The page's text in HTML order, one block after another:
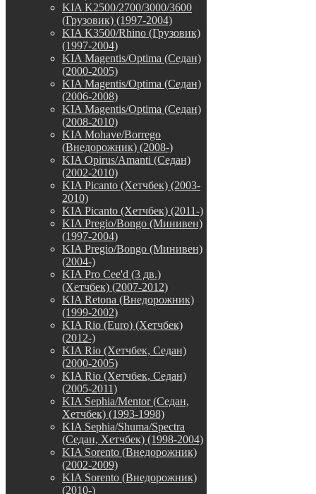
KIA K2500/2700/3000/3600
(Грузовик) (1997-2004)
KIA K3500/Rhino (Грузовик)
(1997-2004)
KIA Magentis/Optima (Седан)
(2000-2005)
KIA Magentis/Optima (Седан)
(2006-2008)
KIA Magentis/Optima (Седан)
(2008-2010)
KIA Mohave/Borrego
(Внедорожник) (2008-)
KIA Opirus/Amanti (Седан)
(2002-2010)
KIA Picanto (Хетчбек) (2003-
2010)
KIA Picanto (Хетчбек) (2011-)
KIA Pregio/Bongo (Минивен)
(1997-2004)
KIA Pregio/Bongo (Минивен)
(2004-)
KIA Pro Cee'd (3 дв.)
(Хетчбек) (2007-2012)
KIA Retona (Внедорожник)
(1999-2002)
KIA Rio (Euro) (Хетчбек)
(2012-)
KIA Rio (Хетчбек, Седан)
(2000-2005)
KIA Rio (Хетчбек, Седан)
(2005-2011)
KIA Sephia/Mentor (Седан,
Хетчбек) (1993-1998)
KIA Sephia/Shuma/Spectra
(Седан, Хетчбек) (1998-2004)
KIA Sorento (Внедорожник)
(2002-2009)
KIA Sorento (Внедорожник)
(2010-)